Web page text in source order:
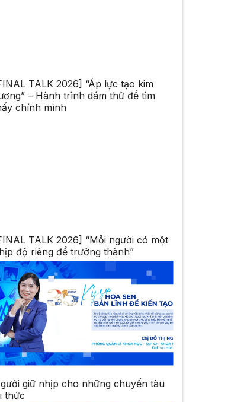
TALK 2026] “Áp lực tạo kim
– Hành trình dám thử để tìm
chính mình
TALK 2026] “Mỗi người có một
độ riêng để trưởng thành”
giữ nhịp cho những chuyến tàu
thức